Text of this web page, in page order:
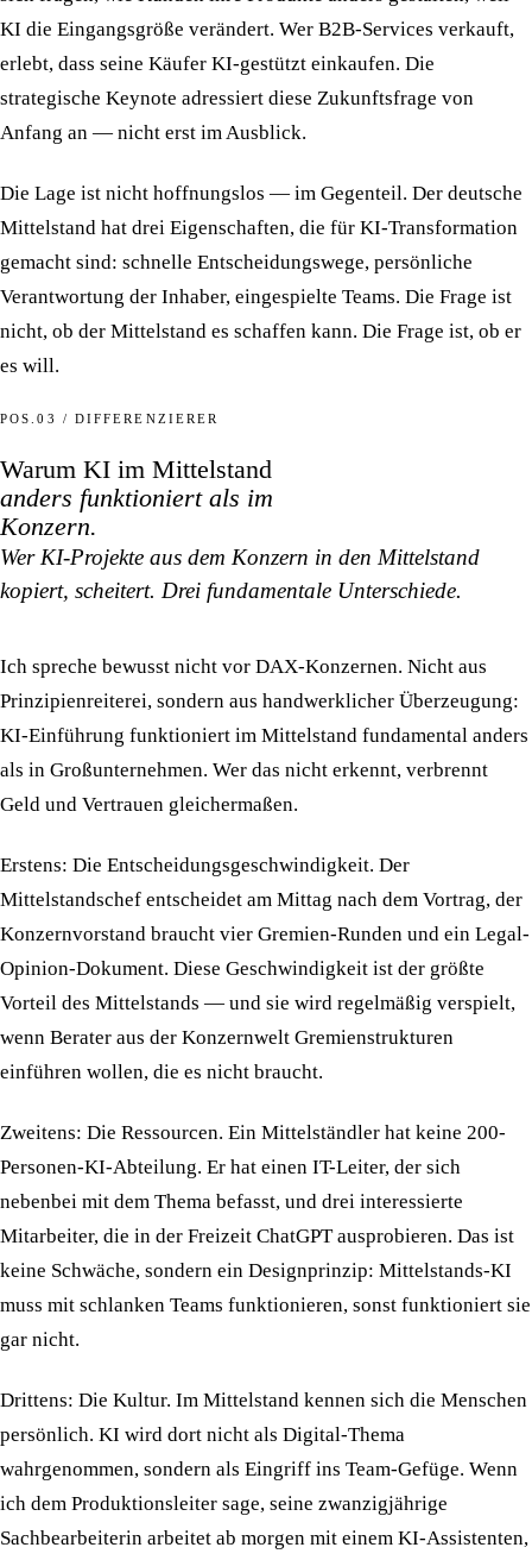
KI die Eingangsgröße verändert. Wer B2B-Services verkauft,
erlebt, dass seine Käufer KI-gestützt einkaufen. Die
strategische Keynote adressiert diese Zukunftsfrage von
Anfang an — nicht erst im Ausblick.
Die Lage ist nicht hoffnungslos — im Gegenteil. Der deutsche
Mittelstand hat drei Eigenschaften, die für KI-Transformation
gemacht sind: schnelle Entscheidungswege, persönliche
Verantwortung der Inhaber, eingespielte Teams. Die Frage ist
nicht, ob der Mittelstand es schaffen kann. Die Frage ist, ob er
es will.
POS.03 / DIFFERENZIERER
Warum KI im Mittelstand
anders funktioniert als im
Konzern.
Wer KI-Projekte aus dem Konzern in den Mittelstand
kopiert, scheitert. Drei fundamentale Unterschiede.
Ich spreche bewusst nicht vor DAX-Konzernen. Nicht aus
Prinzipienreiterei, sondern aus handwerklicher Überzeugung:
KI-Einführung funktioniert im Mittelstand fundamental anders
als in Großunternehmen. Wer das nicht erkennt, verbrennt
Geld und Vertrauen gleichermaßen.
Erstens: Die Entscheidungsgeschwindigkeit. Der
Mittelstandschef entscheidet am Mittag nach dem Vortrag, der
Konzernvorstand braucht vier Gremien-Runden und ein Legal-
Opinion-Dokument. Diese Geschwindigkeit ist der größte
Vorteil des Mittelstands — und sie wird regelmäßig verspielt,
wenn Berater aus der Konzernwelt Gremienstrukturen
einführen wollen, die es nicht braucht.
Zweitens: Die Ressourcen. Ein Mittelständler hat keine 200-
Personen-KI-Abteilung. Er hat einen IT-Leiter, der sich
nebenbei mit dem Thema befasst, und drei interessierte
Mitarbeiter, die in der Freizeit ChatGPT ausprobieren. Das ist
keine Schwäche, sondern ein Designprinzip: Mittelstands-KI
muss mit schlanken Teams funktionieren, sonst funktioniert sie
gar nicht.
Drittens: Die Kultur. Im Mittelstand kennen sich die Menschen
persönlich. KI wird dort nicht als Digital-Thema
wahrgenommen, sondern als Eingriff ins Team-Gefüge. Wenn
ich dem Produktionsleiter sage, seine zwanzigjährige
Sachbearbeiterin arbeitet ab morgen mit einem KI-Assistenten,